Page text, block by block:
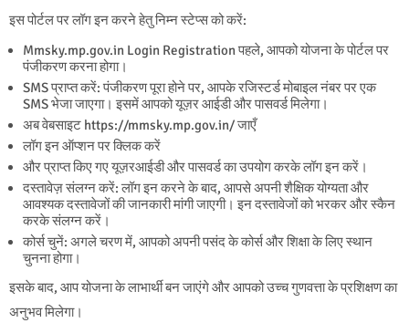
इस पोर्टल पर लॉग इन करने हेतु निम्न स्टेप्स को करें:
Mmsky.mp.gov.in Login Registration पहले, आपको योजना के पोर्टल पर
पंजीकरण करना होगा।
SMS प्राप्त करें: पंजीकरण पूरा होने पर, आपके रजिस्टर्ड मोबाइल नंबर पर एक
SMS भेजा जाएगा। इसमें आपको यूज़र आईडी और पासवर्ड मिलेगा।
अब वेबसाइट https://mmsky.mp.gov.in/ जाएँ
लॉग इन ऑप्शन पर क्लिक करें
और प्राप्त किए गए यूज़रआईडी और पासवर्ड का उपयोग करके लॉग इन करें।
दस्तावेज़ संलग्न करें: लॉग इन करने के बाद, आपसे अपनी शैक्षिक योग्यता और
आवश्यक दस्तावेजों की जानकारी मांगी जाएगी। इन दस्तावेजों को भरकर और स्कैन
करके संलग्न करें।
कोर्स चुनें: अगले चरण में, आपको अपनी पसंद के कोर्स और शिक्षा के लिए स्थान
चुनना होगा।
इसके बाद, आप योजना के लाभार्थी बन जाएंगे और आपको उच्च गुणवत्ता के प्रशिक्षण का
अनुभव मिलेगा।